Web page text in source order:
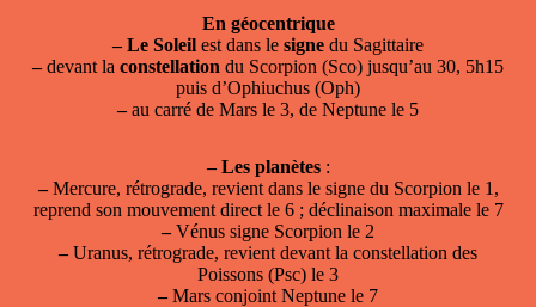
En géocentrique
– Le Soleil est dans le signe du Sagittaire
–devant la constellation du Scorpion (Sco) jusqu’au 30, 5h15
puis d’Ophiuchus (Oph)
–au carré de Mars le 3, de Neptune le 5
– Les planètes:
–Mercure, rétrograde, revient dans le signe du Scorpion le 1,
reprend son mouvement direct le 6 ; déclinaison maximale le 7
–Vénus signe Scorpion le 2
–Uranus, rétrograde, revient devant la constellation des
Poissons (Psc) le 3
–Mars conjoint Neptune le 7